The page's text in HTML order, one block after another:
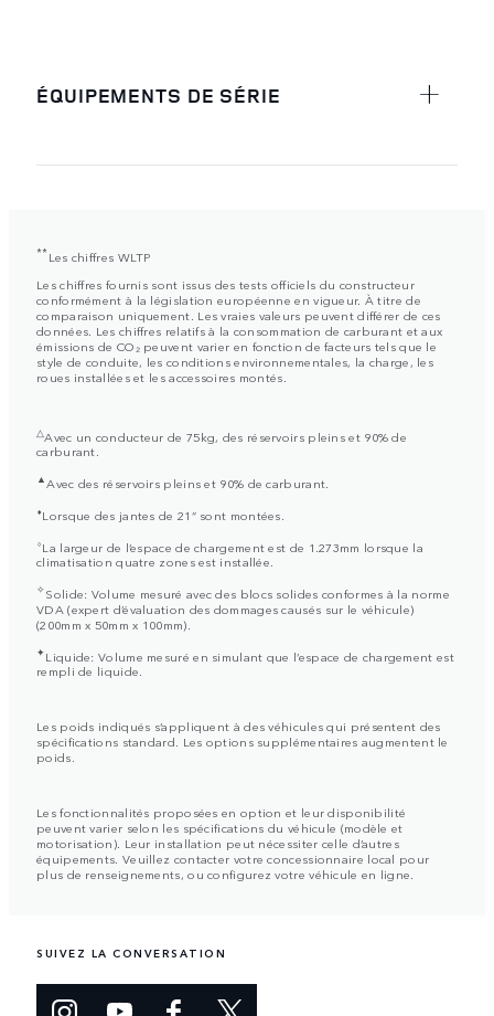
ÉQUIPEMENTS DE SÉRIE
**Les chiffres WLTP
Les chiffres fournis sont issus des tests officiels du constructeur
conformément à la législation européenne en vigueur. À titre de
comparaison uniquement. Les vraies valeurs peuvent différer de ces
données. Les chiffres relatifs à la consommation de carburant et aux
émissions de CO₂ peuvent varier en fonction de facteurs tels que le
style de conduite, les conditions environnementales, la charge, les
roues installées et les accessoires montés.
△ Avec un conducteur de 75kg, des réservoirs pleins et 90% de
carburant.
▲Avec des réservoirs pleins et 90% de carburant.
⬧Lorsque des jantes de 21” sont montées.
⬨La largeur de l’espace de chargement est de 1.273mm lorsque la
climatisation quatre zones est installée.
✧Solide: Volume mesuré avec des blocs solides conformes à la norme
VDA (expert d’évaluation des dommages causés sur le véhicule)
(200mm x 50mm x 100mm).
✦Liquide: Volume mesuré en simulant que l’espace de chargement est
rempli de liquide.
Les poids indiqués s’appliquent à des véhicules qui présentent des
spécifications standard. Les options supplémentaires augmentent le
poids.
Les fonctionnalités proposées en option et leur disponibilité
peuvent varier selon les spécifications du véhicule (modèle et
motorisation). Leur installation peut nécessiter celle d’autres
équipements. Veuillez contacter votre concessionnaire local pour
plus de renseignements, ou configurez votre véhicule en ligne.
SUIVEZ LA CONVERSATION